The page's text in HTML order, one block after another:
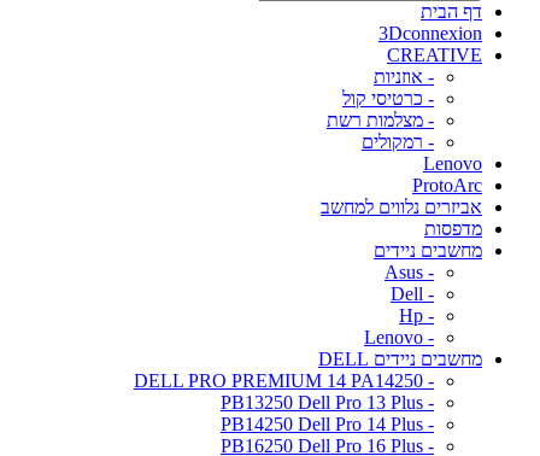
דף הבית
3Dconnexion
CREATIVE
- אוזניות
- כרטיסי קול
- מצלמות רשת
- רמקולים
Lenovo
ProtoArc
אביזרים נלווים למחשב
מדפסות
מחשבים ניידים
- Asus
- Dell
- Hp
- Lenovo
מחשבים ניידים DELL
- DELL PRO PREMIUM 14 PA14250
- PB13250 Dell Pro 13 Plus
- PB14250 Dell Pro 14 Plus
- PB16250 Dell Pro 16 Plus